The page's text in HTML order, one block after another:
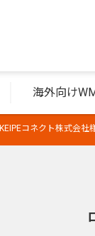
海外向け
コネクト株式会